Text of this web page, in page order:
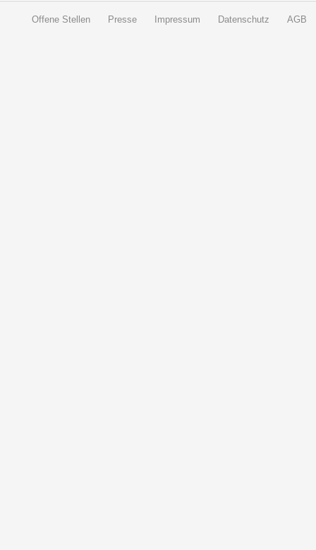
Offene Stellen Presse Impressum Datenschutz AGB